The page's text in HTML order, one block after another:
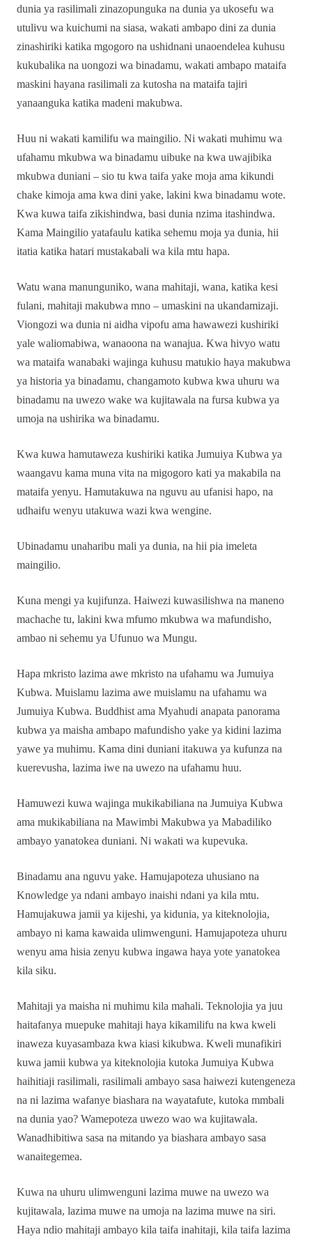
dunia ya rasilimali zinazopunguka na dunia ya ukosefu wa
utulivu wa kuichumi na siasa, wakati ambapo dini za dunia
zinashiriki katika mgogoro na ushidnani unaoendelea kuhusu
kukubalika na uongozi wa binadamu, wakati ambapo mataifa
maskini hayana rasilimali za kutosha na mataifa tajiri
yanaanguka katika madeni makubwa.
Huu ni wakati kamilifu wa maingilio. Ni wakati muhimu wa
ufahamu mkubwa wa binadamu uibuke na kwa uwajibika
mkubwa duniani – sio tu kwa taifa yake moja ama kikundi
chake kimoja ama kwa dini yake, lakini kwa binadamu wote.
Kwa kuwa taifa zikishindwa, basi dunia nzima itashindwa.
Kama Maingilio yatafaulu katika sehemu moja ya dunia, hii
itatia katika hatari mustakabali wa kila mtu hapa.
Watu wana manunguniko, wana mahitaji, wana, katika kesi
fulani, mahitaji makubwa mno – umaskini na ukandamizaji.
Viongozi wa dunia ni aidha vipofu ama hawawezi kushiriki
yale waliomabiwa, wanaoona na wanajua. Kwa hivyo watu
wa mataifa wanabaki wajinga kuhusu matukio haya makubwa
ya historia ya binadamu, changamoto kubwa kwa uhuru wa
binadamu na uwezo wake wa kujitawala na fursa kubwa ya
umoja na ushirika wa binadamu.
Kwa kuwa hamutaweza kushiriki katika Jumuiya Kubwa ya
waangavu kama muna vita na migogoro kati ya makabila na
mataifa yenyu. Hamutakuwa na nguvu au ufanisi hapo, na
udhaifu wenyu utakuwa wazi kwa wengine.
Ubinadamu unaharibu mali ya dunia, na hii pia imeleta
maingilio.
Kuna mengi ya kujifunza. Haiwezi kuwasilishwa na maneno
machache tu, lakini kwa mfumo mkubwa wa mafundisho,
ambao ni sehemu ya Ufunuo wa Mungu.
Hapa mkristo lazima awe mkristo na ufahamu wa Jumuiya
Kubwa. Muislamu lazima awe muislamu na ufahamu wa
Jumuiya Kubwa. Buddhist ama Myahudi anapata panorama
kubwa ya maisha ambapo mafundisho yake ya kidini lazima
yawe ya muhimu. Kama dini duniani itakuwa ya kufunza na
kuerevusha, lazima iwe na uwezo na ufahamu huu.
Hamuwezi kuwa wajinga mukikabiliana na Jumuiya Kubwa
ama mukikabiliana na Mawimbi Makubwa ya Mabadiliko
ambayo yanatokea duniani. Ni wakati wa kupevuka.
Binadamu ana nguvu yake. Hamujapoteza uhusiano na
Knowledge ya ndani ambayo inaishi ndani ya kila mtu.
Hamujakuwa jamii ya kijeshi, ya kidunia, ya kiteknolojia,
ambayo ni kama kawaida ulimwenguni. Hamujapoteza uhuru
wenyu ama hisia zenyu kubwa ingawa haya yote yanatokea
kila siku.
Mahitaji ya maisha ni muhimu kila mahali. Teknolojia ya juu
haitafanya muepuke mahitaji haya kikamilifu na kwa kweli
inaweza kuyasambaza kwa kiasi kikubwa. Kweli munafikiri
kuwa jamii kubwa ya kiteknolojia kutoka Jumuiya Kubwa
haihitiaji rasilimali, rasilimali ambayo sasa haiwezi kutengeneza
na ni lazima wafanye biashara na wayatafute, kutoka mmbali
na dunia yao? Wamepoteza uwezo wao wa kujitawala.
Wanadhibitiwa sasa na mitando ya biashara ambayo sasa
wanaitegemea.
Kuwa na uhuru ulimwenguni lazima muwe na uwezo wa
kujitawala, lazima muwe na umoja na lazima muwe na siri.
Haya ndio mahitaji ambayo kila taifa inahitaji, kila taifa lazima